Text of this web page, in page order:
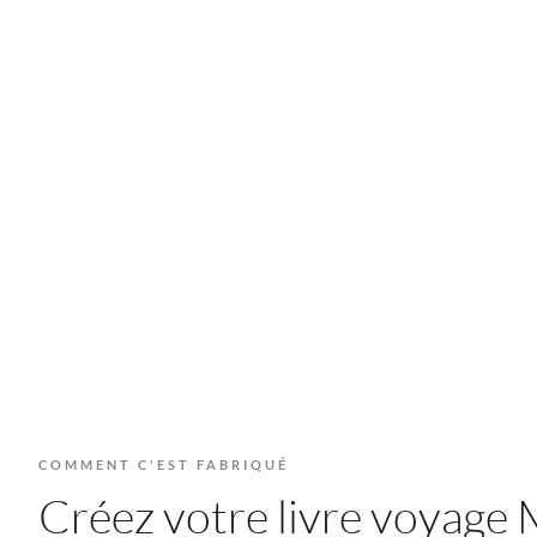
COMMENT C'EST FABRIQUÉ
Créez votre livre voyage